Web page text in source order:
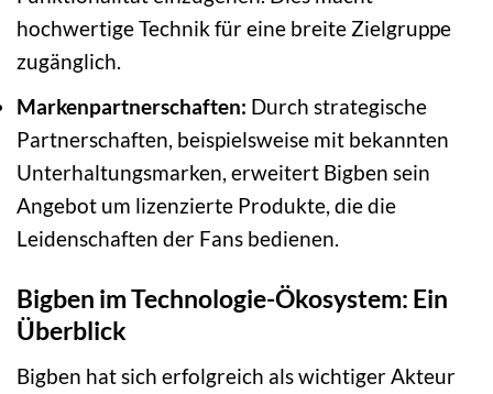
hochwertige Technik für eine breite Zielgruppe
zugänglich.
Markenpartnerschaften: Durch strategische
Partnerschaften, beispielsweise mit bekannten
Unterhaltungsmarken, erweitert Bigben sein
Angebot um lizenzierte Produkte, die die
Leidenschaften der Fans bedienen.
Bigben im Technologie-Ökosystem: Ein
Überblick
Bigben hat sich erfolgreich als wichtiger Akteur